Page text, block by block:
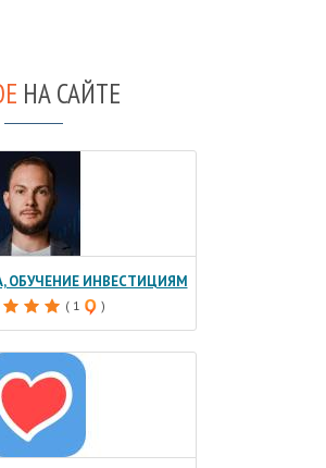
НА САЙТЕ
ОБУЧЕНИЕ ИНВЕСТИЦИЯМ
( 1 )